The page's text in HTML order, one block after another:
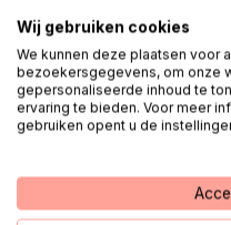
Helpdesk
Wij gebruiken cookies
We kunnen deze plaatsen voor
bezoekersgegevens, om onze
gepersonaliseerde inhoud te
ervaring te bieden. Voor meer
gebruiken opent u de